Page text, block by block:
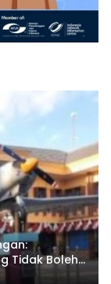
Tidak Boleh